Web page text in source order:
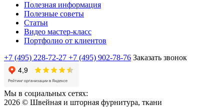
Полезная информация
Полезные советы
Статьи
Видео мастер-класс
Портфолио от клиентов
+7 (495) 228-72-27 +7 (495) 902-78-76 Заказать звонок
Мы в социальных сетях:
2026 © Швейная и шторная фурнитура, ткани